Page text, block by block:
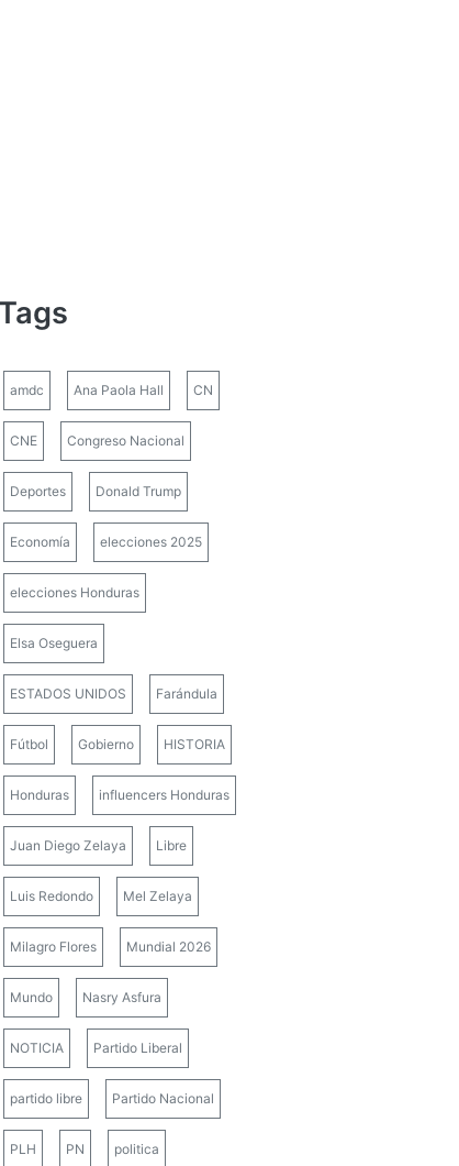
Tags
amdc Ana Paola Hall CN
CNE Congreso Nacional
Deportes Donald Trump
Economía elecciones 2025
elecciones Honduras
Elsa Oseguera
ESTADOS UNIDOS Farándula
Fútbol Gobierno HISTORIA
Honduras influencers Honduras
Juan Diego Zelaya Libre
Luis Redondo Mel Zelaya
Milagro Flores Mundial 2026
Mundo Nasry Asfura
NOTICIA Partido Liberal
partido libre Partido Nacional
PLH PN politica